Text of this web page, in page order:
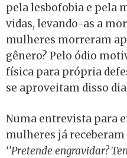
pela lesbofobia e pela
vidas, levando-as a
mulheres morreram
gênero? Pelo ódio
física para própria
se aproveitam disso
Numa entrevista para
mulheres já
‘’Pretende engravidar?